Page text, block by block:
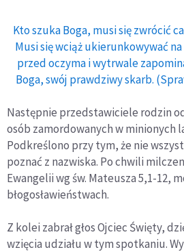
Kto szuka Boga, musi się zwrócić
Musi się wciąż ukierunkowywać
przed oczyma i wytrwale
Boga, swój prawdziwy skarb.
Następnie przedstawiciele rodzin
osób zamordowanych w minionych
Podkreślono przy tym, że nie
poznać z nazwiska. Po chwili
Ewangelii wg św. Mateusza 5,1-12,
błogosławieństwach.
Z kolei zabrał głos Ojciec Święty,
wzięcia udziału w tym spotkaniu.